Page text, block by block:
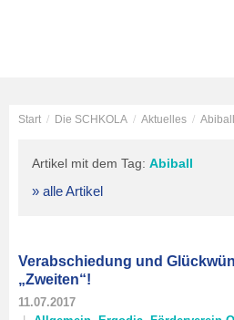
Start / Die SCHKOLA / Aktuelles / Abiball
Artikel mit dem Tag: Abiball
» alle Artikel
Verabschiedung und
„Zweiten“!
11.07.2017